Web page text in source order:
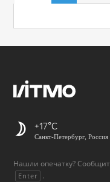
+17
Санкт-Петербург, Россия
Нашли опечатку?
Enter .